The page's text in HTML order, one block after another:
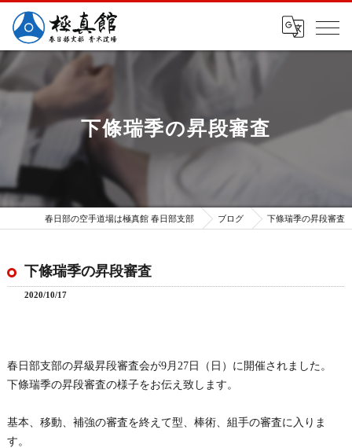
下條瑞季の昇段審査
春日部の空手道場は極真館 春日部支部 ブログ 下條瑞季の昇段審査
下條瑞季の昇段審査
2020/10/17
春日部支部の昇級昇段審査会が9月27日（日）に開催されました。
下條瑞季の昇段審査の様子をお伝え致します。
基本、移動、補強の審査を終えて型、棒術、組手の審査に入りま
す。